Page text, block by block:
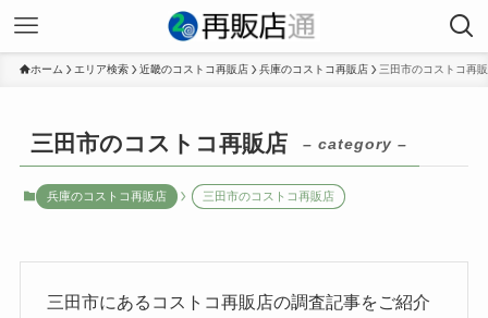
ホーム エリア検索 近畿のコストコ再販店 兵庫のコストコ再販店 三田市のコストコ再
三田市のコストコ再販店 – category –
兵庫のコストコ再販店 三田市のコストコ再販店
三田市にあるコストコ再販店の調査記事をご紹介